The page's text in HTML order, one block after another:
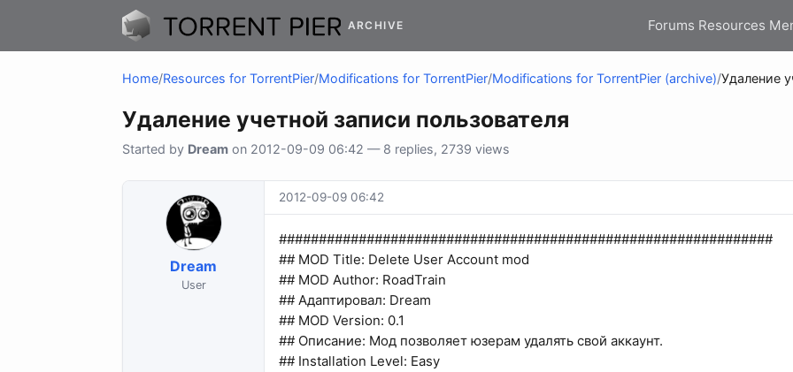
ARCHIVE Forums Resources
Home/Resources for TorrentPier/Modifications for TorrentPier/Modifications for TorrentPier (archive)/Удаление
Удаление учетной записи пользователя
Started by Dream on 2012-09-09 06:42 — 8 replies, 2739 views
Dream
User
2012-09-09 06:42
##############################################################
## MOD Title: Delete User Account mod
## MOD Author: RoadTrain
## Адаптировал: Dream
## MOD Version: 0.1
## Описание: Мод позволяет юзерам удалять свой аккаунт.
## Installation Level: Easy